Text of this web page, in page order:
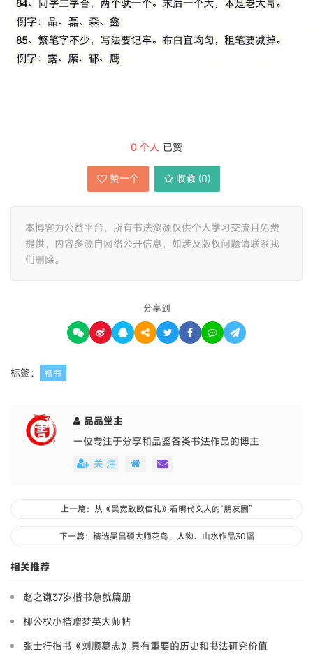
0 个人 已赞
赞一个 收藏 (0)
本博客为公益平台，所有书法资源仅供个人学习交流且免费
提供，内容多源自网络公开信息，如涉及版权问题请联系我
们删除。
分享到
标签： 楷书
品品堂主
一位专注于分享和品鉴各类书法作品的博主
关 注
上一篇：从《吴宽致欧信札》看明代文人的“朋友圈”
下一篇：精选吴昌硕大师花鸟、人物、山水作品30幅
相关推荐
赵之谦37岁楷书急就篇册
柳公权小楷赠梦英大师帖
张士行楷书《刘顺墓志》具有重要的历史和书法研究价值